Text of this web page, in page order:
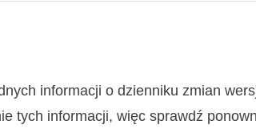
informacji o dzienniku zmian
tych informacji, więc sprawdź